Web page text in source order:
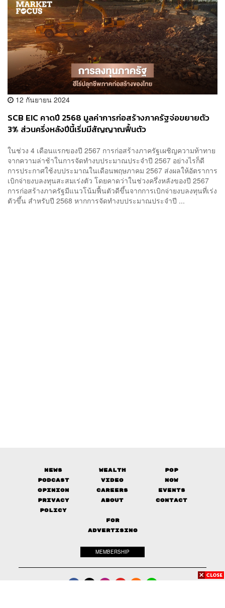
12 กันยายน 2024
SCB EIC คาดปี 2568 มูลค่าการก่อสร้างภาครัฐจ่อขยายตัว
3% ส่วนครึ่งหลังปีนี้เริ่มมีสัญญาณฟื้นตัว
ในช่วง 4 เดือนแรกของปี 2567 การก่อสร้างภาครัฐเผชิญความท้าทาย
จากความล่าช้าในการจัดทำงบประมาณประจำปี 2567 อย่างไรก็ดี
การประกาศใช้งบประมาณในเดือนพฤษภาคม 2567 ส่งผลให้อัตราการ
เบิกจ่ายงบลงทุนสะสมเร่งตัว โดยคาดว่าในช่วงครึ่งหลังของปี 2567
การก่อสร้างภาครัฐมีแนวโน้มฟื้นตัวดีขึ้นจากการเบิกจ่ายงบลงทุนที่เร่ง
ตัวขึ้น สำหรับปี 2568 หากการจัดทำงบประมาณประจำปี ...
News Wealth
Pop
Podcast
Video
Now
Opinion
Careers
Events
Privacy
Policy
About Contact
FOR
ADVERTISING
MEMBERSHIP